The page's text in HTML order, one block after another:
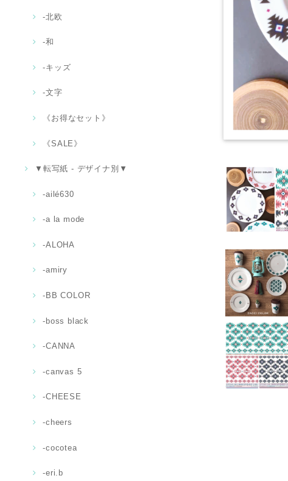
-北欧
‐和
-キッズ
‐文字
《お得なセット》
《SALE》
▼転写紙 - デザイナ別▼
-ailé630
-a la mode
-ALOHA
-amiry
-BB COLOR
-boss black
-CANNA
-canvas 5
-CHEESE
-cheers
-cocotea
-eri.b